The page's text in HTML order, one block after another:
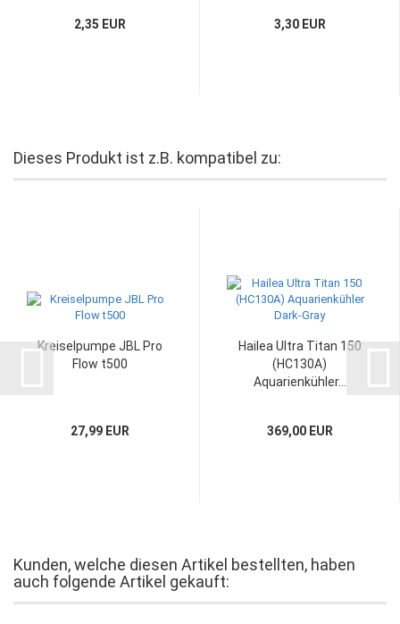
2,35 EUR 3,30 EUR
Dieses Produkt ist z.B. kompatibel zu:
Kreiselpumpe JBL Pro
Flow t500
27,99 EUR
Hailea Ultra Titan 150
(HC130A)
Aquarienkühler...
369,00 EUR
Kunden, welche diesen Artikel bestellten, haben
auch folgende Artikel gekauft: